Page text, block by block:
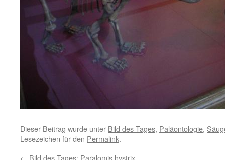
Dieser Beitrag wurde unter Bild des Tages, Paläontologie,
Lesezeichen für den Permalink.
← Bild des Tages: Paralomis hystrix